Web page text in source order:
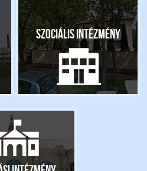
Szociális intézmény